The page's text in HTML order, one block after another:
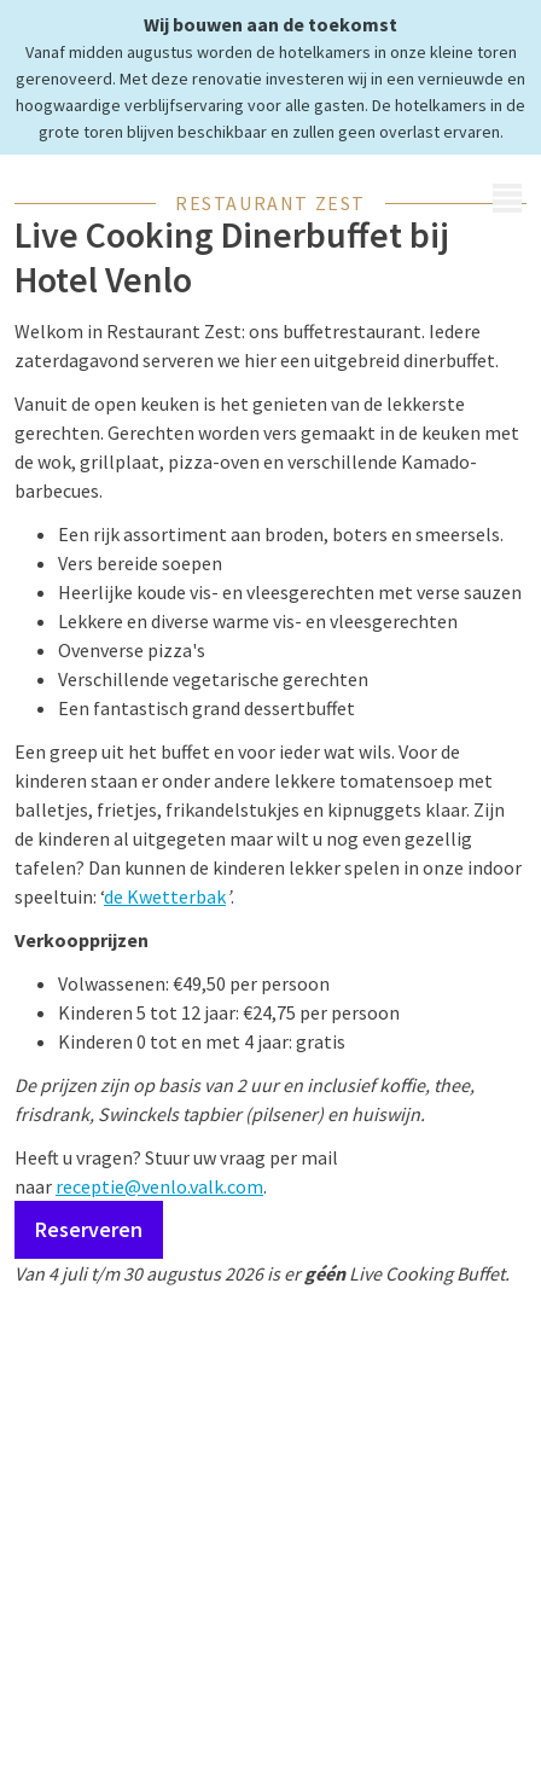
Wij bouwen aan de toekomst
Vanaf midden augustus worden de hotelkamers in onze kleine toren
gerenoveerd. Met deze renovatie investeren wij in een vernieuwde en
hoogwaardige verblijfservaring voor alle gasten. De hotelkamers in de
grote toren blijven beschikbaar en zullen geen overlast ervaren.
Kom genieten bij ons
Live Cooking Dinerbuffet
RESTAURANT ZEST
Live Cooking Dinerbuffet bij
Hotel Venlo
Welkom in Restaurant Zest: ons buffetrestaurant. Iedere
zaterdagavond serveren we hier een uitgebreid dinerbuffet.
Vanuit de open keuken is het genieten van de lekkerste
gerechten. Gerechten worden vers gemaakt in de keuken met
de wok, grillplaat, pizza-oven en verschillende Kamado-
barbecues.
Een rijk assortiment aan broden, boters en smeersels.
Vers bereide soepen
Heerlijke koude vis- en vleesgerechten met verse sauzen
Lekkere en diverse warme vis- en vleesgerechten
Ovenverse pizza's
Verschillende vegetarische gerechten
Een fantastisch grand dessertbuffet
Een greep uit het buffet en voor ieder wat wils. Voor de
kinderen staan er onder andere lekkere tomatensoep met
balletjes, frietjes, frikandelstukjes en kipnuggets klaar. Zijn
de kinderen al uitgegeten maar wilt u nog even gezellig
tafelen? Dan kunnen de kinderen lekker spelen in onze indoor
speeltuin: ‘de Kwetterbak’.
Verkoopprijzen
Volwassenen: €49,50 per persoon
Kinderen 5 tot 12 jaar: €24,75 per persoon
Kinderen 0 tot en met 4 jaar: gratis
De prijzen zijn op basis van 2 uur en inclusief koffie, thee,
frisdrank, Swinckels tapbier (pilsener) en huiswijn.
Heeft u vragen? Stuur uw vraag per mail
naar receptie@venlo.valk.com.
Reserveren
Van 4 juli t/m 30 augustus 2026 is ergéénLive Cooking Buffet.